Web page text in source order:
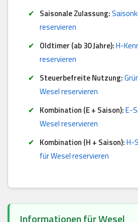
Saisonale Zulassung:
reservieren
Oldtimer (ab 30 Jahre):H-
reservieren
Steuerbefreite Nutzung:
Wesel reservieren
Kombination (E + Saison):E-
Wesel reservieren
Kombination (H + Saison):H-
für Wesel reservieren
Informationen für Wesel